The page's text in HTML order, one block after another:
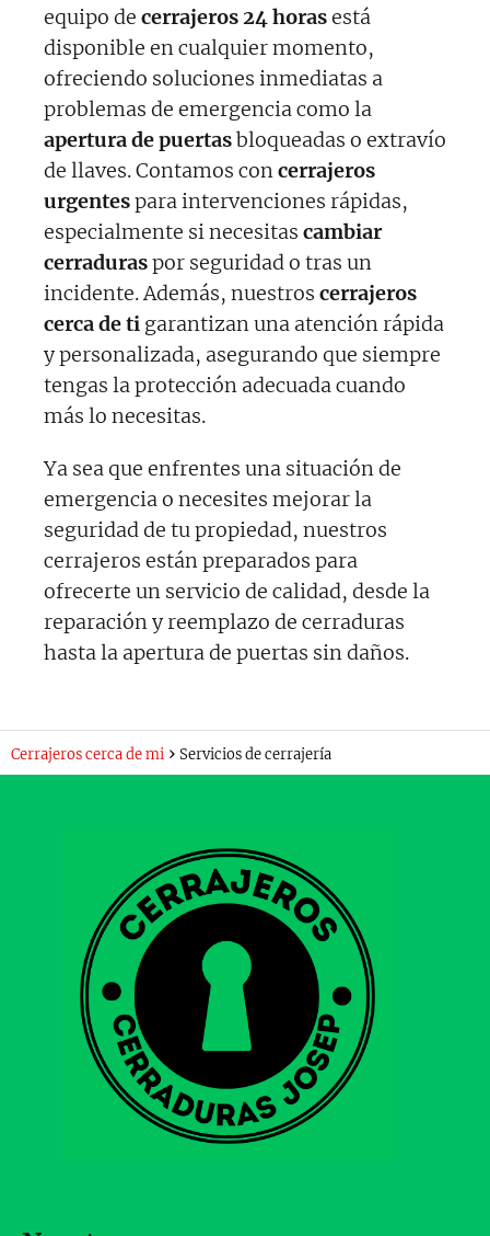
equipo de cerrajeros 24 horasestá
disponible en cualquier momento,
ofreciendo soluciones inmediatas a
problemas de emergencia como la
apertura de puertasbloqueadas o extravío
de llaves. Contamos concerrajeros
urgentespara intervenciones rápidas,
especialmente si necesitas cambiar
cerraduraspor seguridad o tras un
incidente. Además, nuestros cerrajeros
cerca de ti garantizan una atención rápida
y personalizada, asegurando que siempre
tengas la protección adecuada cuando
más lo necesitas.
Ya sea que enfrentes una situación de
emergencia o necesites mejorar la
seguridad de tu propiedad, nuestros
cerrajeros están preparados para
ofrecerte un servicio de calidad, desde la
reparación y reemplazo de cerraduras
hasta la apertura de puertas sin daños.
Cerrajeros cerca de mi Servicios de cerrajería